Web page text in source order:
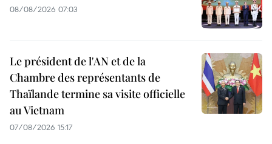
08/08/2026 07:03
Le président de l'AN et de la
Chambre des représentants de
Thaïlande termine sa visite officielle
au Vietnam
07/08/2026 15:17